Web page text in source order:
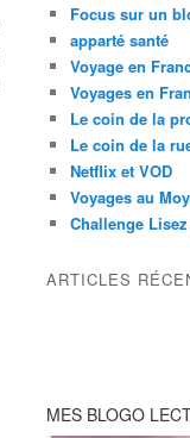
Focus sur un
apparté santé
Voyage en
Voyages en
Le coin de la
Le coin de la
Netflix et VOD
Voyages au
Challenge
ARTICLES
MES BLOGO